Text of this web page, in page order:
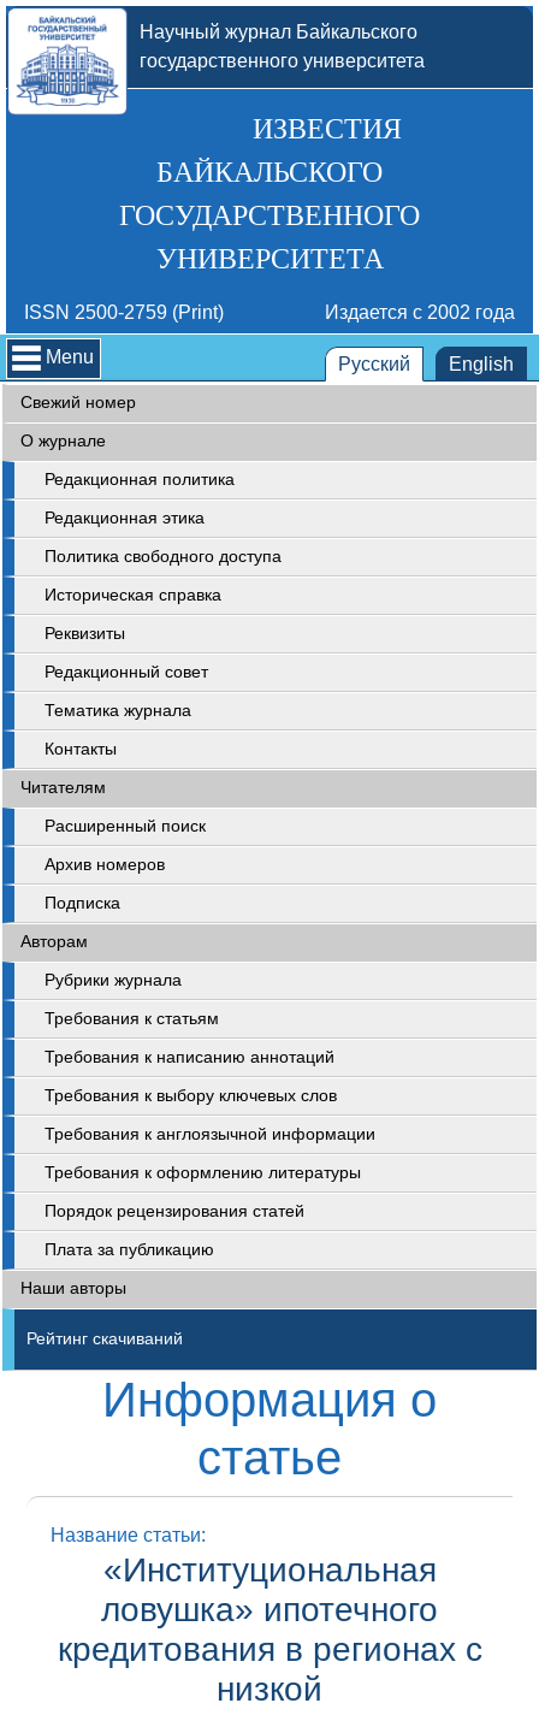
Научный журнал Байкальского
государственного университета
ИЗВЕСТИЯ
БАЙКАЛЬСКОГО
ГОСУДАРСТВЕННОГО
УНИВЕРСИТЕТА
ISSN 2500-2759 (Print) Издается с 2002 года
Menu Русский English
Свежий номер
О журнале
Редакционная политика
Редакционная этика
Политика свободного доступа
Историческая справка
Реквизиты
Редакционный совет
Тематика журнала
Контакты
Читателям
Расширенный поиск
Архив номеров
Подписка
Авторам
Рубрики журнала
Требования к статьям
Требования к написанию аннотаций
Требования к выбору ключевых слов
Требования к англоязычной информации
Требования к оформлению литературы
Порядок рецензирования статей
Плата за публикацию
Наши авторы
Рейтинг скачиваний
Информация о
статье
Название статьи:
«Институциональная
ловушка» ипотечного
кредитования в регионах с
низкой